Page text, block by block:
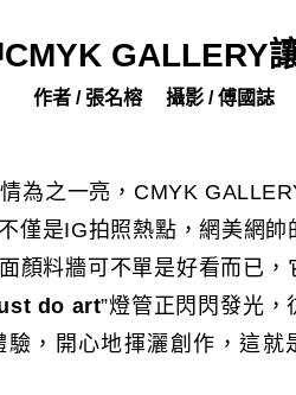
GALLERY
作者 / 張名榕 攝影 / 傅國誌
為之一亮，CMYK
僅是IG拍照熱點，網美網帥
顏料牆可不單是好看而已，
do art”燈管正閃閃發光
，開心地揮灑創作，這就